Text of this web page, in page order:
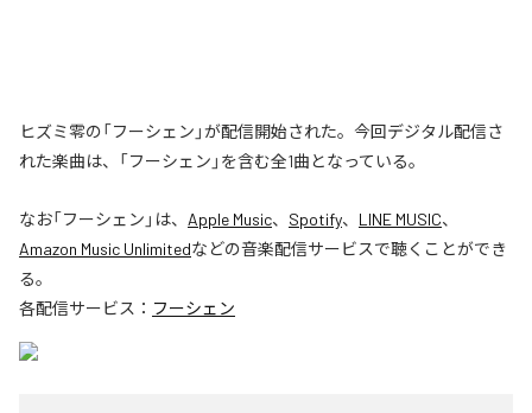
ヒズミ零の「フーシェン」が配信開始された。今回デジタル配信さ
れた楽曲は、「フーシェン」を含む全1曲となっている。
なお「フーシェン 」は、 Apple Music、 Spotify、 LINE MUSIC、
Amazon Music Unlimitedなどの音楽配信サービスで聴くことができ
る。
各配信サービス： フーシェン